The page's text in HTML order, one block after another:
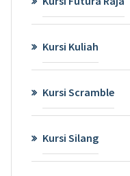
Kursi Kuliah
Kursi Scramble
Kursi Silang